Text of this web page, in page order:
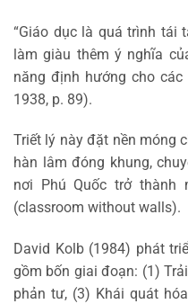
“Giáo dục là quá trình tái
làm giàu thêm ý nghĩa
năng định hướng cho các
1938, p. 89).
Triết lý này đặt nền móng
hàn lâm đóng khung,
nơi Phú Quốc trở thành
(classroom without walls).
David Kolb (1984) phát
gồm bốn giai đoạn: (1)
phản tư, (3) Khái quát